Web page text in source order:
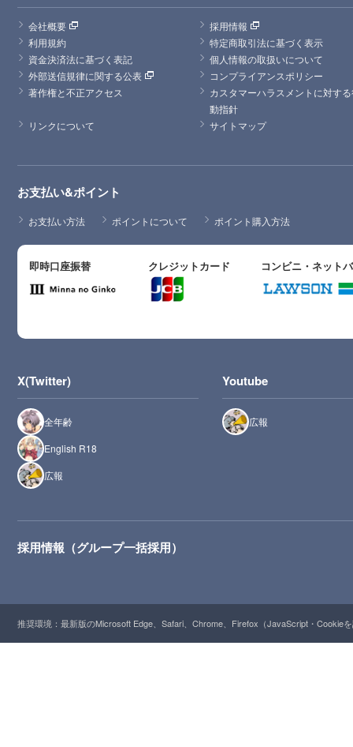
会社概要
採用情報
利用規約
特定商取引法に基づく表示
資金決済法に基づく表記
個人情報の取扱いについて
外部送信規律に関する公表
コンプライアンスポリシー
著作権と不正アクセス
カスタマーハラスメントに対す
動指針
リンクについて
サイトマップ
お支払い&ポイント
お支払い方法 ポイントについて ポイント購入方法
即時口座振替 クレジットカード コンビニ・ネット
X(Twitter)
全年齢
English R18
広報
Youtube
広報
採用情報（グループ一括採用）
推奨環境：最新版のMicrosoft Edge、Safari、Chrome、Firefox（JavaScript・Cookie